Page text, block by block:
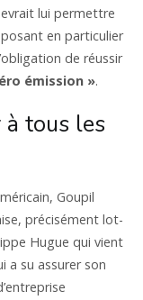
lui permettre
en particulier
de réussir
émission ».
à tous les
Goupil
précisément lot-
Hugue qui vient
a su assurer son